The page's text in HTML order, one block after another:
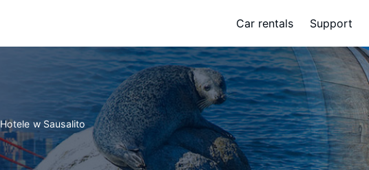
Car rentals Support
Hotele w Sausalito